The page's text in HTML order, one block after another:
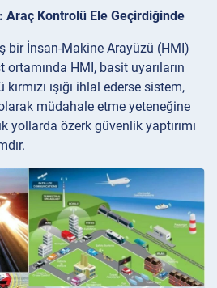
Kontrolü Ele Geçirdiğinde
bir İnsan-Makine Arayüzü (HMI)
ortamında HMI, basit uyarıların
ışığı ihlal ederse sistem,
müdahale etme yeteneğine
yollarda özerk güvenlik yaptırımı